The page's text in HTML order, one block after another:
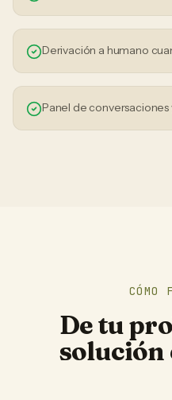
Derivación a humano
Panel de conversaciones
CÓMO
De tu
solución